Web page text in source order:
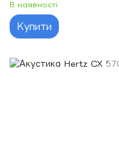
В наявності
Купити